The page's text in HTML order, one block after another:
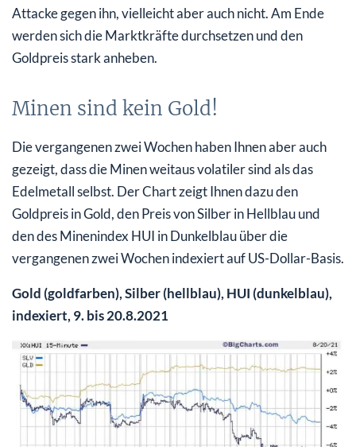
Attacke gegen ihn, vielleicht aber auch nicht. Am Ende
werden sich die Marktkräfte durchsetzen und den
Goldpreis stark anheben.
Minen sind kein Gold!
Die vergangenen zwei Wochen haben Ihnen aber auch
gezeigt, dass die Minen weitaus volatiler sind als das
Edelmetall selbst. Der Chart zeigt Ihnen dazu den
Goldpreis in Gold, den Preis von Silber in Hellblau und
den des Minenindex HUI in Dunkelblau über die
vergangenen zwei Wochen indexiert auf US-Dollar-Basis.
Gold (goldfarben), Silber (hellblau), HUI (dunkelblau),
indexiert, 9. bis 20.8.2021